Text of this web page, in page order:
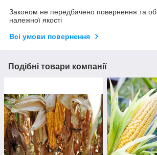
Законом не передбачено повернення та
належної якості
Всі умови повернення
Подібні товари компанії